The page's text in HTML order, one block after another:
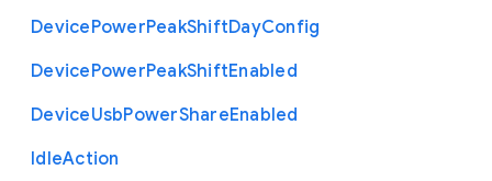
DevicePowerPeakShiftDayConfig
DevicePowerPeakShiftEnabled
DeviceUsbPowerShareEnabled
IdleAction